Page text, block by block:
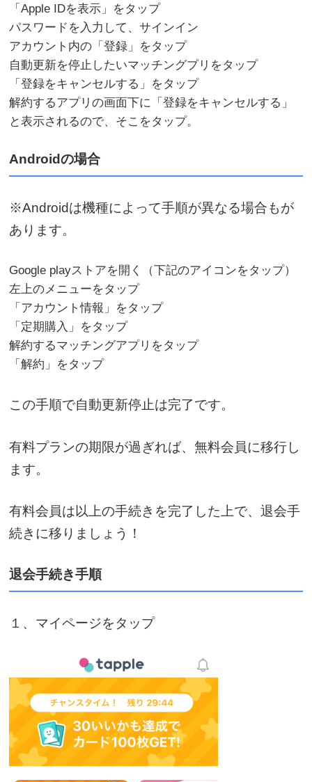
「Apple IDを表示」をタップ
パスワードを入力して、サインイン
アカウント内の「登録」をタップ
自動更新を停止したいマッチングプリをタップ
「登録をキャンセルする」をタップ
解約するアプリの画面下に「登録をキャンセルする」
と表示されるので、そこをタップ。
Androidの場合
※Androidは機種によって手順が異なる場合もが
あります。
Google playストアを開く（下記のアイコンをタップ）
左上のメニューをタップ
「アカウント情報」をタップ
「定期購入」をタップ
解約するマッチングアプリをタップ
「解約」をタップ
この手順で自動更新停止は完了です。
有料プランの期限が過ぎれば、無料会員に移行し
ます。
有料会員は以上の手続きを完了した上で、退会手
続きに移りましょう！
退会手続き手順
１、マイページをタップ